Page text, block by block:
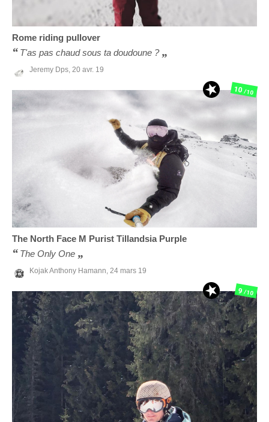
Rome riding pullover
T'as pas chaud sous ta doudoune ?
Jeremy Dps, 20 avr. 19
The North Face M Purist Tillandsia Purple
The Only One
Kojak Anthony Hamann, 24 mars 19
10/10
9/10